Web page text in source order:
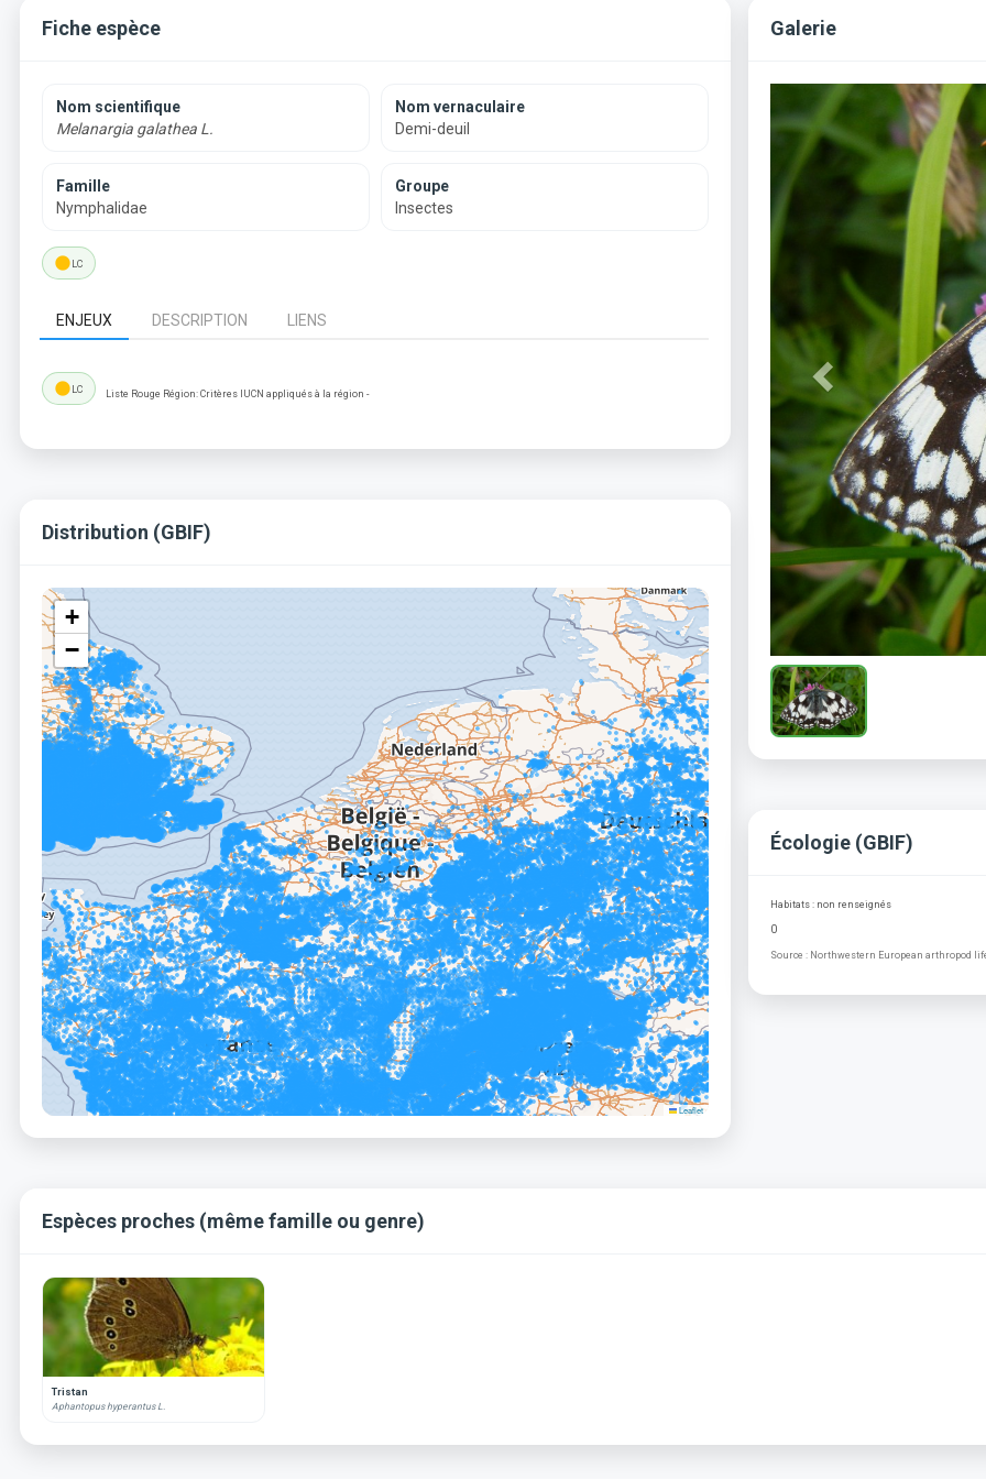
Fiche espèce
Nom scientifique
Melanargia galathea L.
Nom vernaculaire
Demi-deuil
Famille
Nymphalidae
Groupe
Insectes
lensLC
ENJEUX DESCRIPTION LIENS
lensLC Liste Rouge Région: Critères IUCN appliqués à la région -
Galerie
Previous
Distribution (GBIF)
+
−
Leaflet
Écologie (GBIF)
Habitats : non renseignés
0
Source : Northwestern European arthropod
Espèces proches (même famille ou genre)
Tristan
Aphantopus hyperantus L.